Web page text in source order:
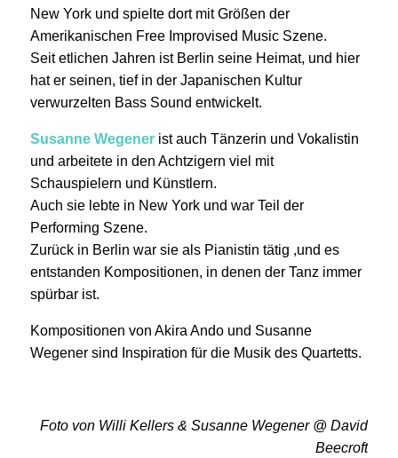
New York und spielte dort mit Größen der
Amerikanischen Free Improvised Music Szene.
Seit etlichen Jahren ist Berlin seine Heimat, und hier
hat er seinen, tief in der Japanischen Kultur
verwurzelten Bass Sound entwickelt.
Susanne Wegenerist auch Tänzerin und Vokalistin
und arbeitete in den Achtzigern viel mit
Schauspielern und Künstlern.
Auch sie lebte in New York und war Teil der
Performing Szene.
Zurück in Berlin war sie als Pianistin tätig ,und es
entstanden Kompositionen, in denen der Tanz immer
spürbar ist.
Kompositionen von Akira Ando und Susanne
Wegener sind Inspiration für die Musik des Quartetts.
Foto von Willi Kellers & Susanne Wegener @ David
Beecroft